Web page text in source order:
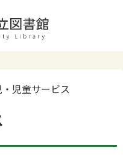
児童サービス